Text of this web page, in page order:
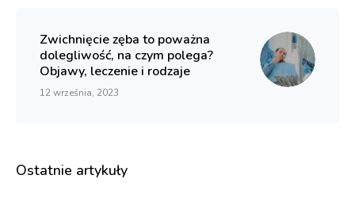
Zwichnięcie zęba to poważna
dolegliwość, na czym polega?
Objawy, leczenie i rodzaje
12 września, 2023
Ostatnie artykuły